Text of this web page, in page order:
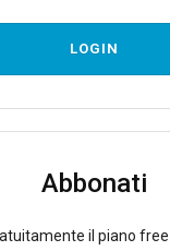
LOGIN
Abbonati
il piano